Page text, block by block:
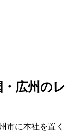
広州のレ
市に本社を置く